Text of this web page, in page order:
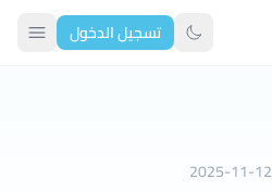
تبديل الوضع الداكن
تسجيل الدخول
2025-11-12